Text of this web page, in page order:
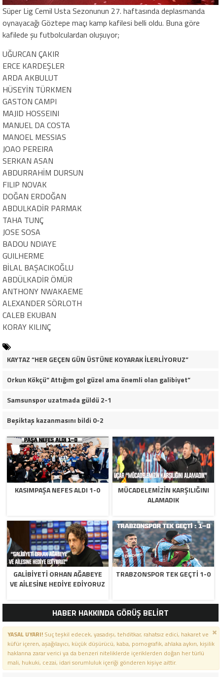
Süper Lig Cemil Usta Sezonunun 27. haftasında deplasmanda
oynayacağı Göztepe maçı kamp kafilesi belli oldu. Buna göre
kafilede şu futbolculardan oluşuyor;
UĞURCAN ÇAKIR
ERCE KARDEŞLER
ARDA AKBULUT
HÜSEYİN TÜRKMEN
GASTON CAMPI
MAJID HOSSEINI
MANUEL DA COSTA
MANOEL MESSIAS
JOAO PEREIRA
SERKAN ASAN
ABDURRAHİM DURSUN
FILIP NOVAK
DOĞAN ERDOĞAN
ABDULKADİR PARMAK
TAHA TUNÇ
JOSE SOSA
BADOU NDIAYE
GUILHERME
BİLAL BAŞACIKOĞLU
ABDÜLKADİR ÖMÜR
ANTHONY NWAKAEME
ALEXANDER SÖRLOTH
CALEB EKUBAN
KORAY KILINÇ
KAYTAZ “HER GEÇEN GÜN ÜSTÜNE KOYARAK İLERLİYORUZ”
Orkun Kökçü” Attığım gol güzel ama önemli olan galibiyet”
Samsunspor uzatmada güldü 2-1
Beşiktaş kazanmasını bildi 0-2
KASIMPAŞA NEFES ALDI 1-0
MÜCADELEMIZIN KARŞILIĞINI
ALAMADIK
GALIBIYETI ORHAN AĞABEYE
VE AILESINE HEDIYE EDIYORUZ
TRABZONSPOR TEK GEÇTI 1-0
HABER HAKKINDA GÖRÜŞ BELİRT
YASAL UYARI!Suç teşkil edecek, yasadışı, tehditkar, rahatsız edici, hakaret ve
küfür içeren, aşağılayıcı, küçük düşürücü, kaba, pornografik, ahlaka aykırı, kişilik
haklarına zarar verici ya da benzeri niteliklerde içeriklerden doğan her türlü
mali, hukuki, cezai, idari sorumluluk içeriği gönderen kişiye aittir.